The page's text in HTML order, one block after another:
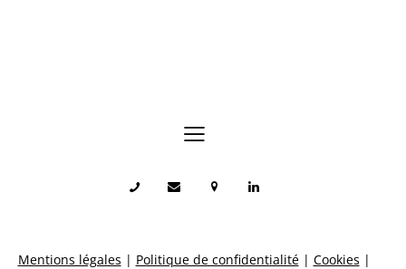
Mentions légales | Politique de confidentialité| Cookies |